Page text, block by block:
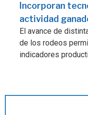
Incorporan
actividad
El avance de
de los rodeos
indicadores